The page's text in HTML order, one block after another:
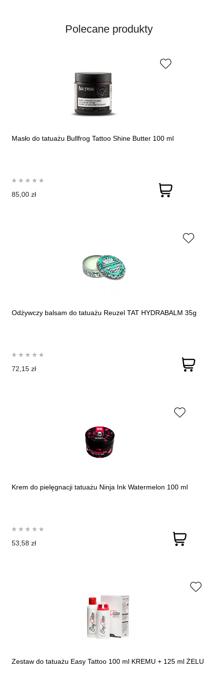
Polecane produkty
Masło do tatuażu Bullfrog Tattoo Shine Butter 100 ml
85,00 zł
Odżywczy balsam do tatuażu Reuzel TAT HYDRABALM 35g
72,15 zł
Krem do pielęgnacji tatuażu Ninja Ink Watermelon 100 ml
53,58 zł
Zestaw do tatuażu Easy Tattoo 100 ml KREMU + 125 ml ŻELU